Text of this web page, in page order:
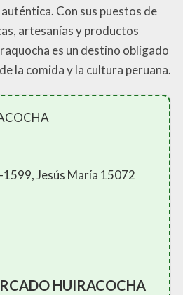
Con sus puestos de
artesanías y productos
es un destino obligado
la comida y la cultura peruana.
Jesús María 15072
HUIRACOCHA